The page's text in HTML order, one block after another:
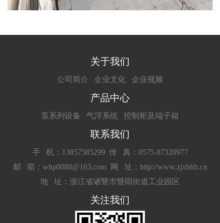
关于我们
公司简介 企业文化 企业视频
产品中心
泵系列设备 气浮系统 控制柜及端子箱
联系我们
手 机：13857585299 传 真：0575-87320977
邮 箱：whp0088@163.com
网 址：http://www.zjxhhb.cn
地 址：浙江省诸暨市暨阳街道工业园区
关注我们